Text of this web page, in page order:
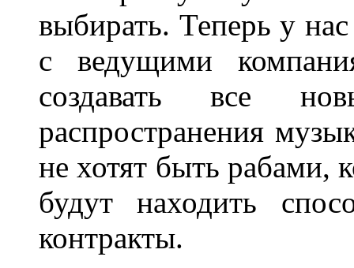
выбирать. Теперь у
с ведущими
создавать все
распространения
не хотят быть рабами,
будут находить
контракты.